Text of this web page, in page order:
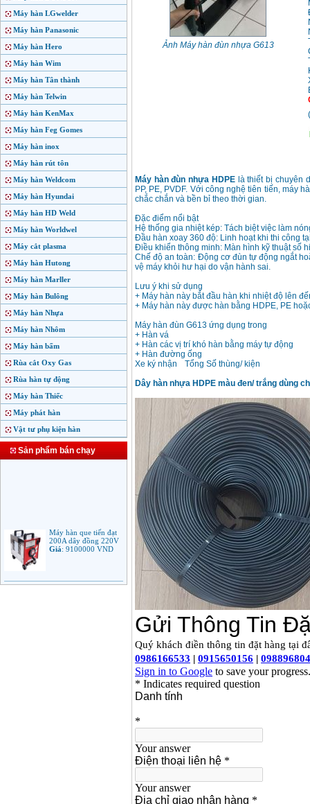
Máy hàn LGwelder
Máy hàn Panasonic
Máy hàn Hero
Máy hàn Wim
Máy hàn Tân thành
Máy hàn Telwin
Máy hàn KenMax
Máy hàn Feg Gomes
Máy hàn inox
Máy hàn rút tôn
Máy hàn Weldcom
Máy hàn Hyundai
Máy hàn HD Weld
Máy hàn Worldwel
Máy cắt plasma
Máy hàn Hutong
Máy hàn Marller
Máy hàn Bulông
Máy hàn Nhựa
Máy hàn Nhôm
Máy hàn bấm
Rùa cắt Oxy Gas
Rùa hàn tự động
Máy hàn Thiếc
Máy phát hàn
Vật tư phụ kiện hàn
Sản phẩm bán chạy
200A dây đồng 220V
Giá:9100000VND
Máy hàn que điện tử
Ảnh Máy hàn đùn nhựa G613
(
Máy hàn đùn nhựa HDPElà thiết bị chuyên
PP, PE, PVDF. Với công nghệ tiên tiến, máy
chắc chắn và bền bỉ theo thời gian.
Đặc điểm nổi bật
Hệ thống gia nhiệt kép: Tách biệt việc làm
Đầu hàn xoay 360 độ: Linh hoạt khi thi công
Điều khiển thông minh: Màn hình kỹ thuật số
Chế độ an toàn: Động cơ đùn tự động ngắt
vệ máy khỏi hư hại do vận hành sai.
Lưu ý khi sử dụng
+ Máy hàn này bắt đầu hàn khi nhiệt độ lên
+ Máy hàn này được hàn bằng HDPE, PE
Máy hàn đùn G613 ứng dụng trong
+ Hàn vá
+ Hàn các vị trí khó hàn bằng máy tự động
+ Hàn đường ống
Xe ký nhận
Tổng Số thùng/ kiện
Dây hàn nhựa HDPE màu đen/ trắng dùng